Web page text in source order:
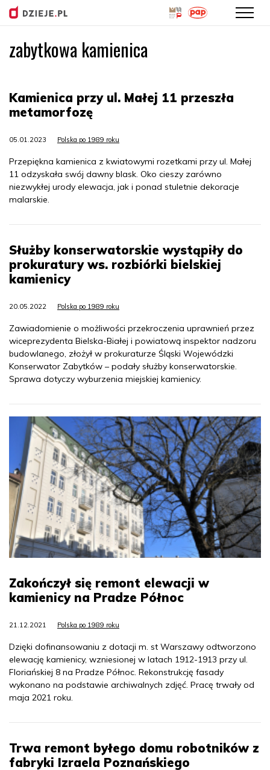
Przejdź
do
zabytkowa kamienica
Kamienica przy ul. Małej 11 przeszła
metamorfozę
05.01.2023 Polska po 1989 roku
Przepiękna kamienica z kwiatowymi rozetkami przy ul. Małej
11 odzyskała swój dawny blask. Oko cieszy zarówno
niezwykłej urody elewacja, jak i ponad stuletnie dekoracje
malarskie.
Służby konserwatorskie wystąpiły do
prokuratury ws. rozbiórki bielskiej
kamienicy
20.05.2022 Polska po 1989 roku
Zawiadomienie o możliwości przekroczenia uprawnień przez
wiceprezydenta Bielska-Białej i powiatową inspektor nadzoru
budowlanego, złożył w prokuraturze Śląski Wojewódzki
Konserwator Zabytków – podały służby konserwatorskie.
Sprawa dotyczy wyburzenia miejskiej kamienicy.
Zakończył się remont elewacji w
kamienicy na Pradze Północ
21.12.2021 Polska po 1989 roku
Dzięki dofinansowaniu z dotacji m. st Warszawy odtworzono
elewację kamienicy, wzniesionej w latach 1912-1913 przy ul.
Floriańskiej 8 na Pradze Północ. Rekonstrukcję fasady
wykonano na podstawie archiwalnych zdjęć. Pracę trwały od
maja 2021 roku.
Trwa remont byłego domu robotników z
fabryki Izraela Poznańskiego